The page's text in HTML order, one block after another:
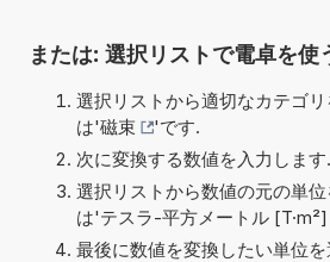
または: 選択リストで電卓を使
選択リストから適切なカテゴ
は'磁束
'です.
次に変換する数値を入力します.
選択リストから数値の元の単
は'テスラ-平方メートル [T·m²]
最後に数値を変換したい単位